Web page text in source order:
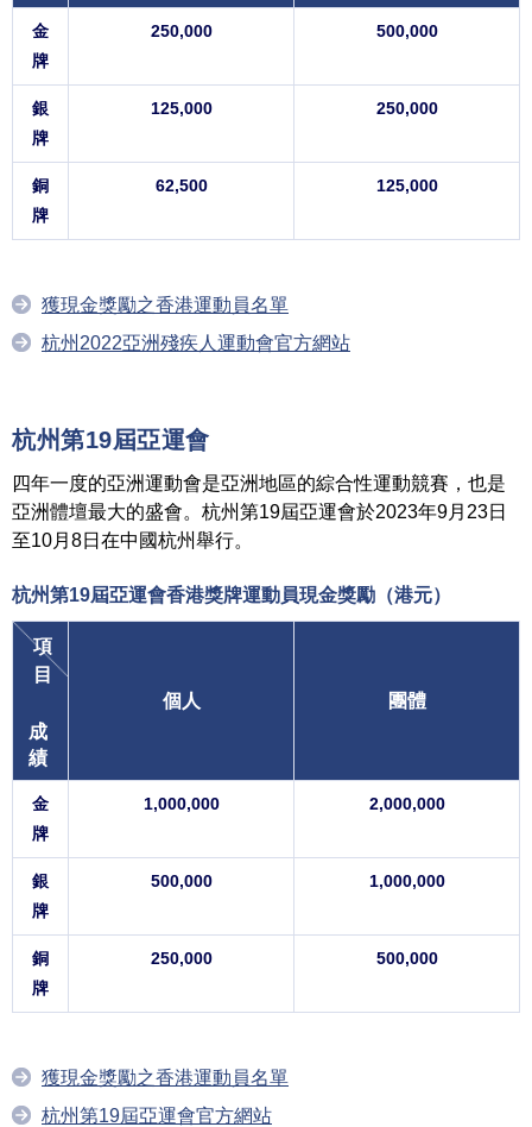
金
牌
250,000 500,000
銀
牌
125,000 250,000
銅
牌
62,500 125,000
獲現金獎勵之香港運動員名單
杭州2022亞洲殘疾人運動會官方網站
杭州第19屆亞運會
四年一度的亞洲運動會是亞洲地區的綜合性運動競賽，也是
亞洲體壇最大的盛會。杭州第19屆亞運會於2023年9月23日
至10月8日在中國杭州舉行。
杭州第19屆亞運會香港獎牌運動員現金獎勵（港元）
項
目
成
績
個人 團體
金
牌
1,000,000 2,000,000
銀
牌
500,000 1,000,000
銅
牌
250,000 500,000
獲現金獎勵之香港運動員名單
杭州第19屆亞運會官方網站